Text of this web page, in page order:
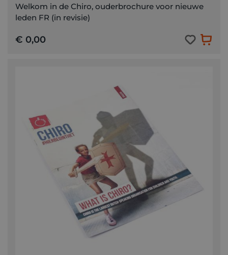
Welkom in de Chiro, ouderbrochure voor nieuwe
leden FR (in revisie)
€ 0,00